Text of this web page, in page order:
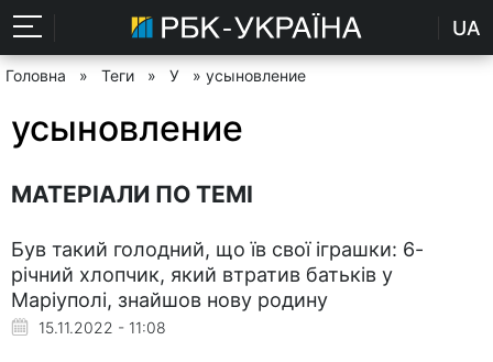
UA
Головна » Теги » У » усыновление
усыновление
МАТЕРІАЛИ ПО ТЕМІ
Був такий голодний, що їв свої іграшки: 6-
річний хлопчик, який втратив батьків у
Маріуполі, знайшов нову родину
15.11.2022 - 11:08